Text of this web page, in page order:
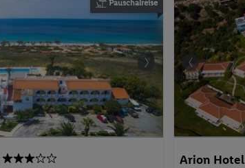
Pauschalreise
Arion Hotel